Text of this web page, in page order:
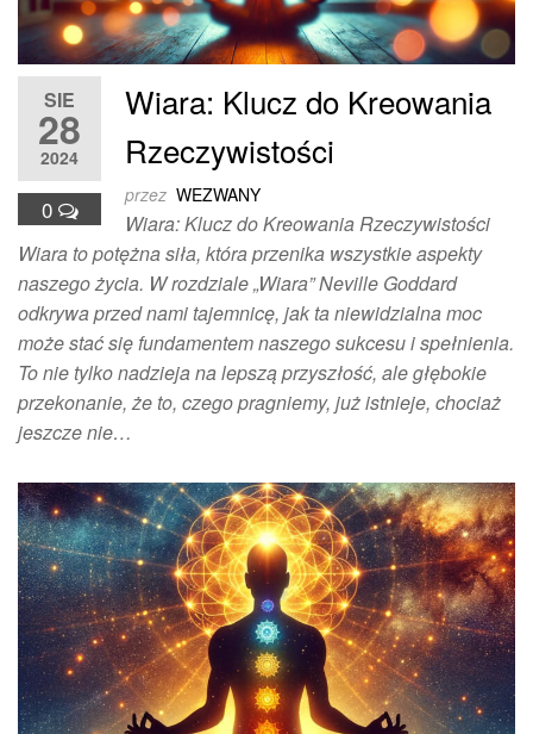
SIE
28
2024
0
Wiara: Klucz do Kreowania
Rzeczywistości
przez WEZWANY
Wiara: Klucz do Kreowania Rzeczywistości
Wiara to potężna siła, która przenika wszystkie aspekty
naszego życia. W rozdziale „Wiara” Neville Goddard
odkrywa przed nami tajemnicę, jak ta niewidzialna moc
może stać się fundamentem naszego sukcesu i spełnienia.
To nie tylko nadzieja na lepszą przyszłość, ale głębokie
przekonanie, że to, czego pragniemy, już istnieje, chociaż
jeszcze nie…